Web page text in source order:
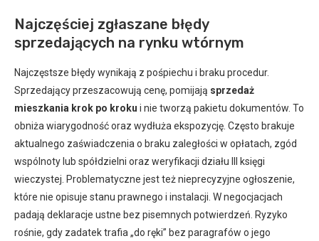
Najczęściej zgłaszane błędy
sprzedających na rynku wtórnym
Najczęstsze błędy wynikają z pośpiechu i braku procedur.
Sprzedający przeszacowują cenę, pomijają sprzedaż
mieszkania krok po kroku i nie tworzą pakietu dokumentów. To
obniża wiarygodność oraz wydłuża ekspozycję. Często brakuje
aktualnego zaświadczenia o braku zaległości w opłatach, zgód
wspólnoty lub spółdzielni oraz weryfikacji działu III księgi
wieczystej. Problematyczne jest też nieprecyzyjne ogłoszenie,
które nie opisuje stanu prawnego i instalacji. W negocjacjach
padają deklaracje ustne bez pisemnych potwierdzeń. Ryzyko
rośnie, gdy zadatek trafia „do ręki” bez paragrafów o jego